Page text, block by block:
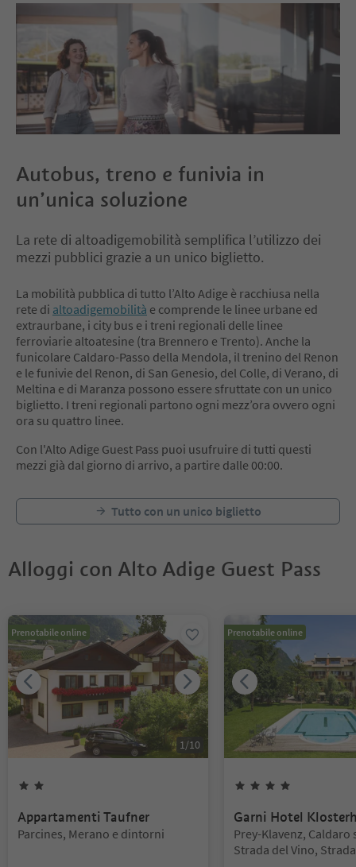
Autobus, treno e funivia in
un’unica soluzione
La rete di altoadigemobilità semplifica l’utilizzo dei
mezzi pubblici grazie a un unico biglietto.
La mobilità pubblica di tutto l’Alto Adige è racchiusa nella
rete di altoadigemobilità e comprende le linee urbane ed
extraurbane, i city bus e i treni regionali delle linee
ferroviarie altoatesine (tra Brennero e Trento). Anche la
funicolare Caldaro-Passo della Mendola, il trenino del Renon
e le funivie del Renon, di San Genesio, del Colle, di Verano, di
Meltina e di Maranza possono essere sfruttate con un unico
biglietto. I treni regionali partono ogni mezz’ora ovvero ogni
ora su quattro linee.
Con l'Alto Adige Guest Pass puoi usufruire di tutti questi
mezzi già dal giorno di arrivo, a partire dalle 00:00.
Tutto con un unico biglietto
Alloggi con Alto Adige Guest Pass
Prenotabile online
1 /10
Appartamenti Taufner
Posizione:
Parcines, Merano e dintorni
Prenotabile online
Garni Hotel
Posizione:
Prey-Klavenz, Caldaro
Strada del Vino,